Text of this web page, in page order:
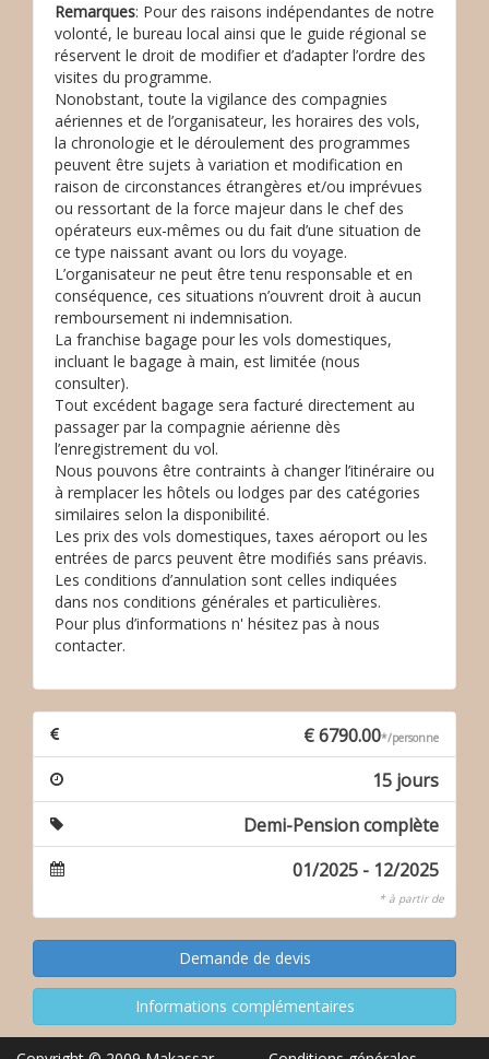
Remarques: Pour des raisons indépendantes de notre
volonté, le bureau local ainsi que le guide régional se
réservent le droit de modifier et d’adapter l’ordre des
visites du programme.
Nonobstant, toute la vigilance des compagnies
aériennes et de l’organisateur, les horaires des vols,
la chronologie et le déroulement des programmes
peuvent être sujets à variation et modification en
raison de circonstances étrangères et/ou imprévues
ou ressortant de la force majeur dans le chef des
opérateurs eux-mêmes ou du fait d’une situation de
ce type naissant avant ou lors du voyage.
L’organisateur ne peut être tenu responsable et en
conséquence, ces situations n’ouvrent droit à aucun
remboursement ni indemnisation.
La franchise bagage pour les vols domestiques,
incluant le bagage à main, est limitée (nous
consulter).
Tout excédent bagage sera facturé directement au
passager par la compagnie aérienne dès
l’enregistrement du vol.
Nous pouvons être contraints à changer l’itinéraire ou
à remplacer les hôtels ou lodges par des catégories
similaires selon la disponibilité.
Les prix des vols domestiques, taxes aéroport ou les
entrées de parcs peuvent être modifiés sans préavis.
Les conditions d’annulation sont celles indiquées
dans nos conditions générales et particulières.
Pour plus d’informations n' hésitez pas à nous
contacter.
€ 6790.00*/personne
15 jours
Demi-Pension complète
01/2025 - 12/2025
* à partir de